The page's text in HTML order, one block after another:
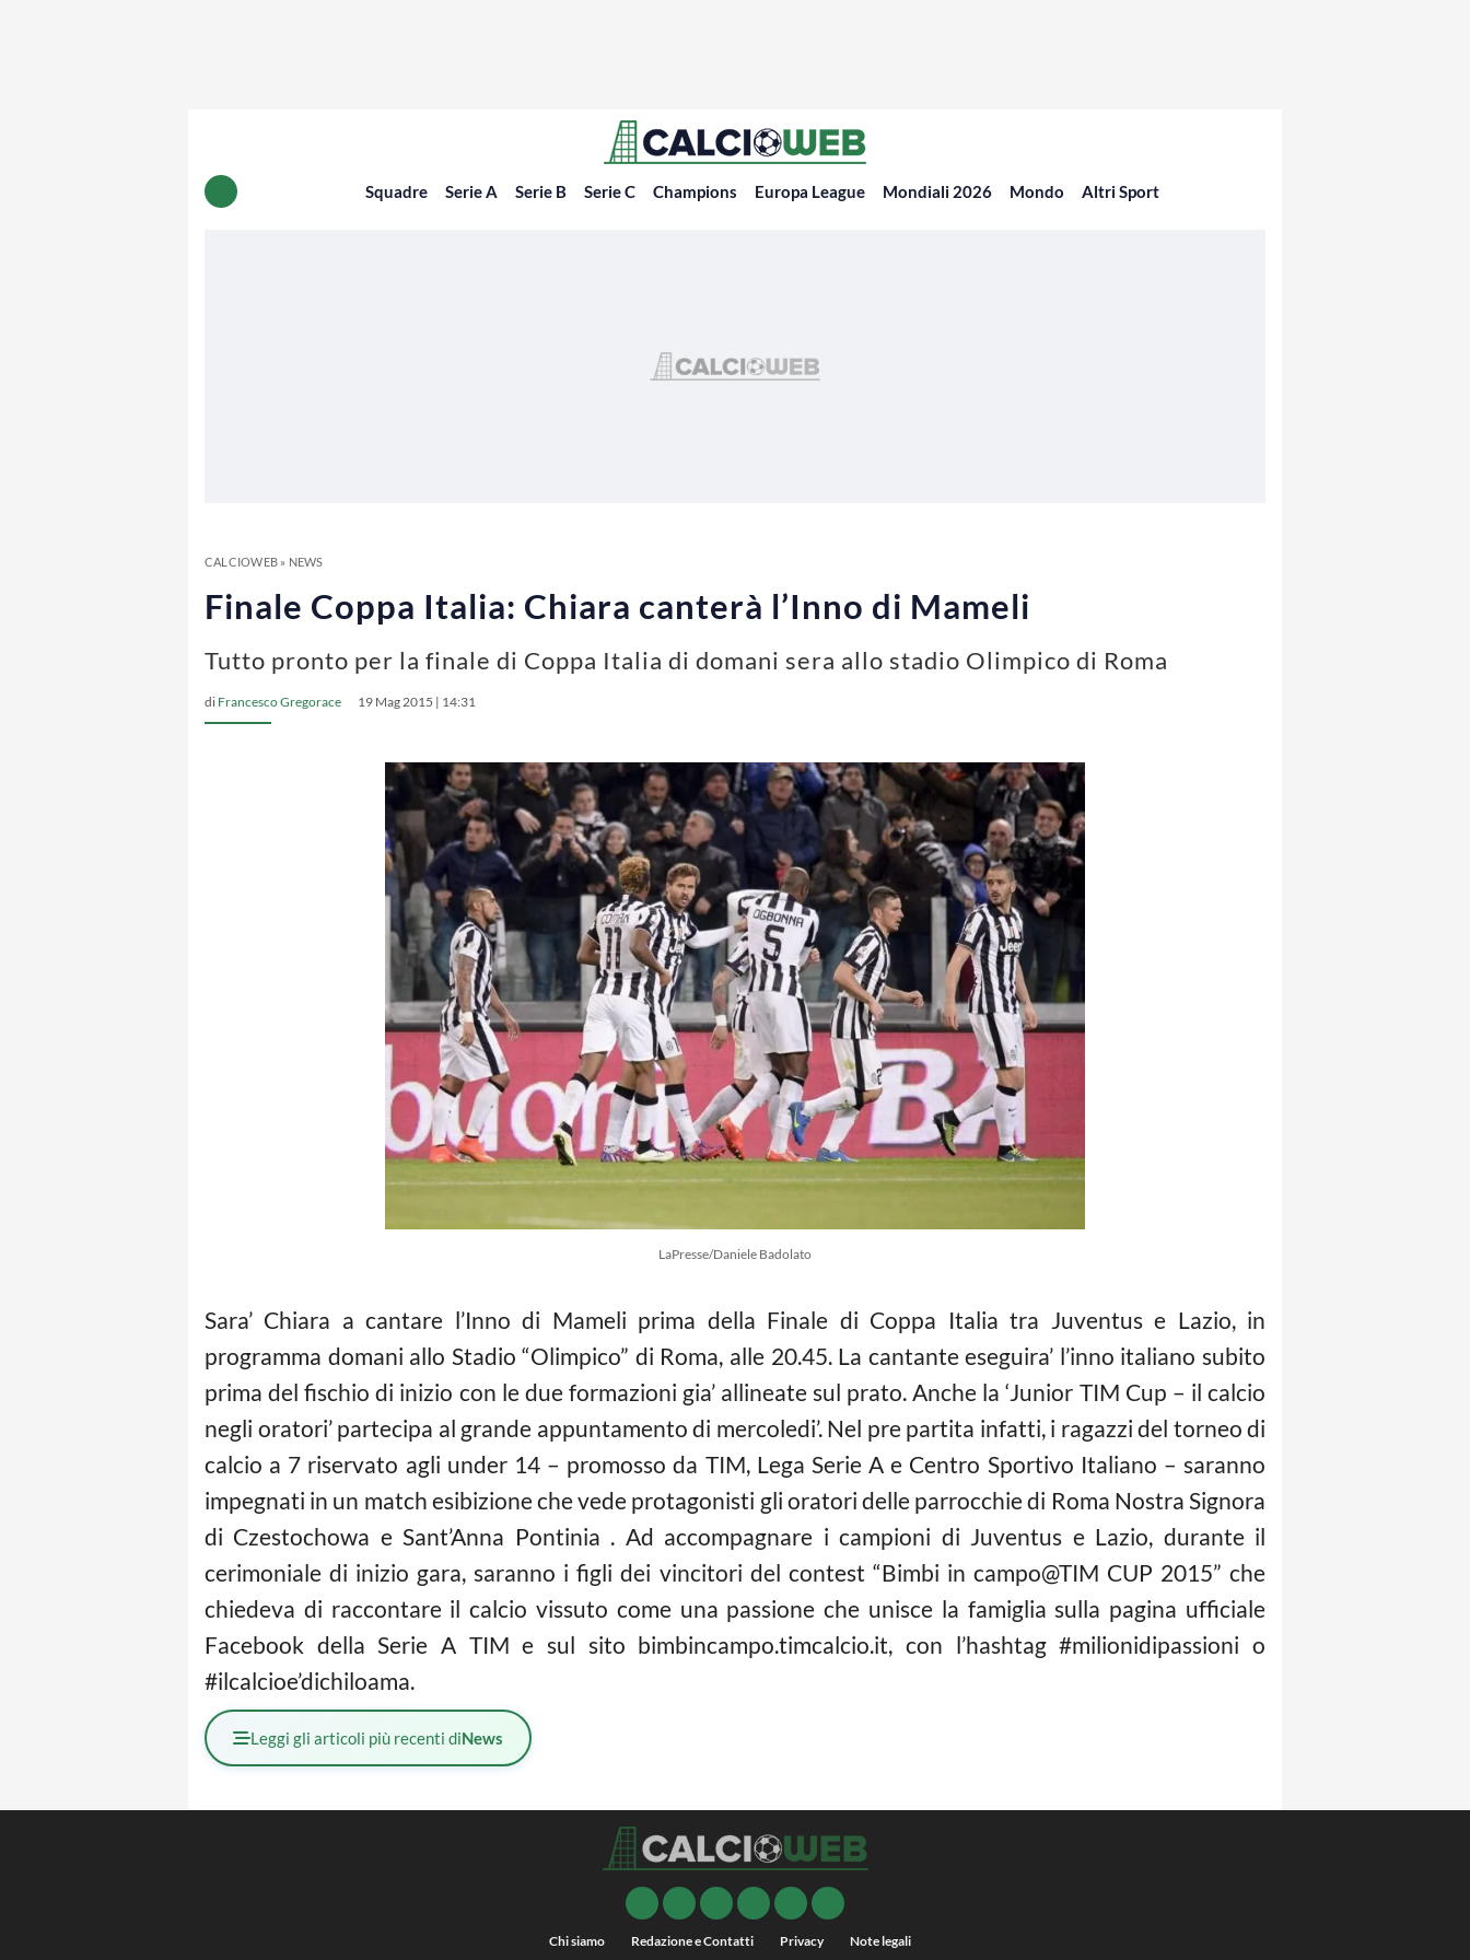
Squadre Serie A Serie B Serie C Champions Europa League Mondiali 2026 Mondo Altri Sport
CALCIOWEB» NEWS
Finale Coppa Italia: Chiara canterà l’Inno di Mameli
Tutto pronto per la finale di Coppa Italia di domani sera allo stadio Olimpico di Roma
di Francesco Gregorace 19 Mag 2015 | 14:31
LaPresse/Daniele Badolato
Sara’ Chiara a cantare l’Inno di Mameli prima della Finale di Coppa Italia tra Juventus e Lazio, in
programma domani allo Stadio “Olimpico” di Roma, alle 20.45. La cantante eseguira’ l’inno italiano subito
prima del fischio di inizio con le due formazioni gia’ allineate sul prato. Anche la ‘Junior TIM Cup – il calcio
negli oratori’ partecipa al grande appuntamento di mercoledi’. Nel pre partita infatti, i ragazzi del torneo di
calcio a 7 riservato agli under 14 – promosso da TIM, Lega Serie A e Centro Sportivo Italiano – saranno
impegnati in un match esibizione che vede protagonisti gli oratori delle parrocchie di Roma Nostra Signora
di Czestochowa e Sant’Anna Pontinia . Ad accompagnare i campioni di Juventus e Lazio, durante il
cerimoniale di inizio gara, saranno i figli dei vincitori del contest “Bimbi in campo@TIM CUP 2015” che
chiedeva di raccontare ilcalcio vissuto come una passione che unisce la famiglia sulla pagina ufficiale
Facebook della Serie A TIM e sul sito bimbincampo.timcalcio.it, con l’hashtag #milionidipassioni o
#ilcalcioe’dichiloama.
Leggi gli articoli più recenti diNews
Chi siamo Redazione e Contatti Privacy Note legali